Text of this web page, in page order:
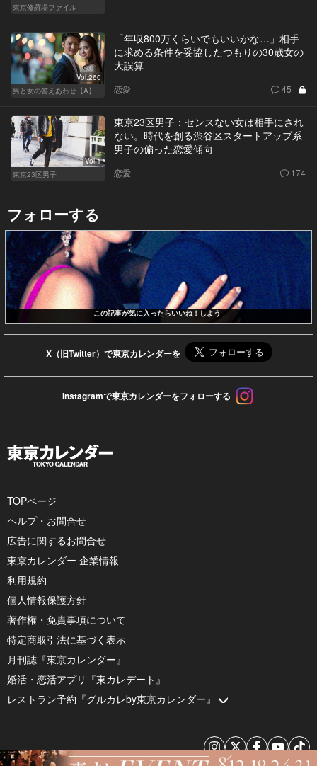
東京修羅場ファイル
Vol.260
男と女の答えあわせ【A】
「年収800万くらいでもいいかな…」相手
に求める条件を妥協したつもりの30歳女の
大誤算
恋愛 45
Vol.1
東京23区男子
東京23区男子：センスない女は相手にされ
ない。時代を創る渋谷区スタートアップ系
男子の偏った恋愛傾向
恋愛 174
フォローする
この記事が気に入ったらいいね！しよう
X（旧Twitter）で東京カレンダーを
Instagramで東京カレンダーをフォローする
TOPページ
ヘルプ・お問合せ
広告に関するお問合せ
東京カレンダー 企業情報
利用規約
個人情報保護方針
著作権・免責事項について
特定商取引法に基づく表示
月刊誌『東京カレンダー』
婚活・恋活アプリ『東カレデート』
レストラン予約『グルカレby東京カレンダー』